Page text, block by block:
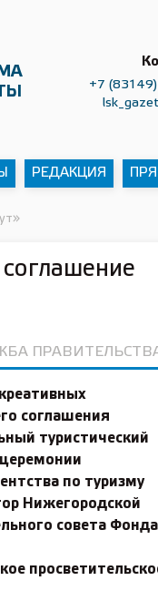
+7
РЕДАКЦИЯ
соглашения
туристический
по туризму
Нижегородской
совета Фонда